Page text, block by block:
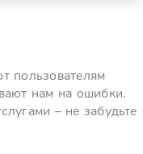
пользователям
нам на ошибки.
– не забудьте